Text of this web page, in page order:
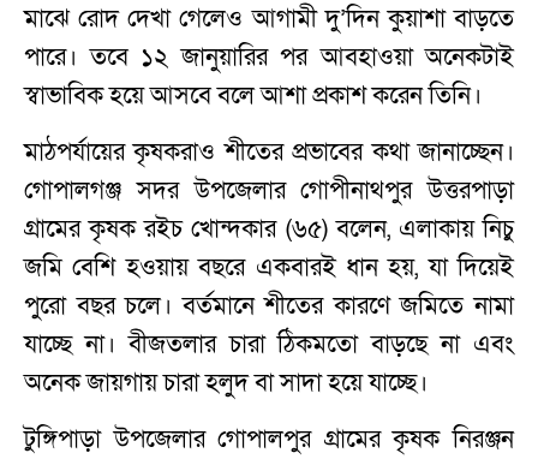
মাঝে রোদ দেখা গেলেও আগামী দু’দিন কুয়াশা বাড়তে
পারে। তবে ১২ জানুয়ারির পর আবহাওয়া অনেকটাই
স্বাভাবিক হয়ে আসবে বলে আশা প্রকাশ করেন তিনি।
মাঠপর্যায়ের কৃষকরাও শীতের প্রভাবের কথা জানাচ্ছেন।
গোপালগঞ্জ সদর উপজেলার গোপীনাথপুর উত্তরপাড়া
গ্রামের কৃষক রইচ খোন্দকার (৬৫) বলেন, এলাকায় নিচু
জমি বেশি হওয়ায় বছরে একবারই ধান হয়, যা দিয়েই
পুরো বছর চলে। বর্তমানে শীতের কারণে জমিতে নামা
যাচ্ছে না। বীজতলার চারা ঠিকমতো বাড়ছে না এবং
অনেক জায়গায় চারা হলুদ বা সাদা হয়ে যাচ্ছে।
টুঙ্গিপাড়া উপজেলার গোপালপুর গ্রামের কৃষক নিরঞ্জন